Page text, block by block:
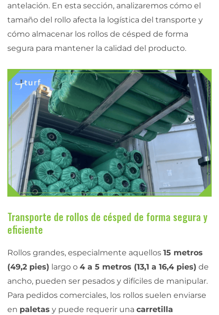
antelación. En esta sección, analizaremos cómo el
tamaño del rollo afecta la logística del transporte y
cómo almacenar los rollos de césped de forma
segura para mantener la calidad del producto.
Transporte de rollos de césped de forma segura y
eficiente
Rollos grandes, especialmente aquellos 15 metros
(49,2 pies) largo o 4 a 5 metros (13,1 a 16,4 pies) de
ancho, pueden ser pesados y difíciles de manipular.
Para pedidos comerciales, los rollos suelen enviarse
en paletas y puede requerir una carretilla